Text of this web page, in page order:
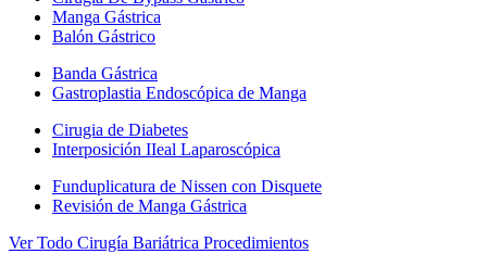
Manga Gástrica
Balón Gástrico
Banda Gástrica
Gastroplastia Endoscópica de Manga
Cirugia de Diabetes
Interposición IIeal Laparoscópica
Funduplicatura de Nissen con Disquete
Revisión de Manga Gástrica
Ver Todo Cirugía Bariátrica Procedimientos